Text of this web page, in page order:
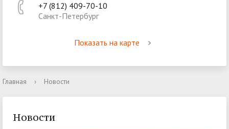
+7 (812) 409-70-10
Санкт-Петербург
Показать на карте
Главная › Новости
Новости